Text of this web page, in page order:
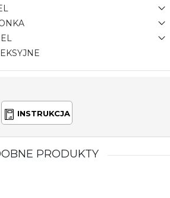
INSTRUKCJA
PRODUKTY